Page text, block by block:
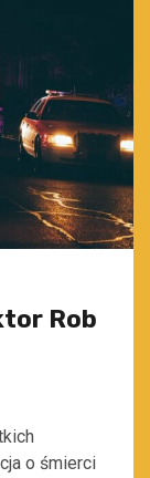
Rob
o śmierci